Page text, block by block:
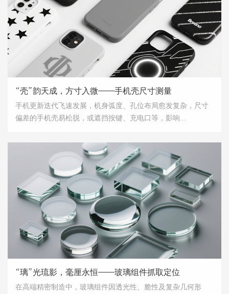
“壳”韵天成，方寸入微——手机壳尺寸测量
手机更新迭代飞速发展，机身弧度、孔位布局愈发复杂，尺寸
偏差的手机壳易松脱，或遮挡按键、充电口等，影响...
“璃”光琉影，毫厘永恒——玻璃组件抓取定位
在高端精密制造中，玻璃组件因透光性、脆性及复杂几何形